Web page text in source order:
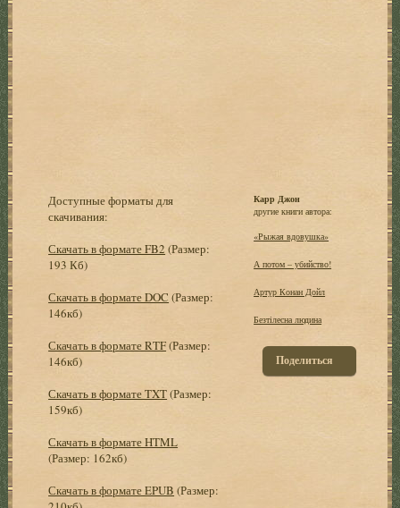
Доступные форматы для
скачивания:
Скачать в формате FB2 (Размер:
193 Кб)
Скачать в формате DOC (Размер:
146кб)
Скачать в формате RTF(Размер:
146кб)
Скачать в формате TXT(Размер:
159кб)
Скачать в формате HTML
(Размер: 162кб)
Скачать в формате EPUB (Размер:
Карр Джон
другие книги автора:
«Рыжая вдовушка»
А потом – убийство!
Артур Конан Дойл
Безтілесна людина
Поделиться